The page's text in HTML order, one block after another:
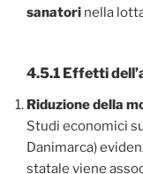
sanatori nella
4.5.1 Effetti
Riduzione della
Studi economici
Danimarca)
statale viene